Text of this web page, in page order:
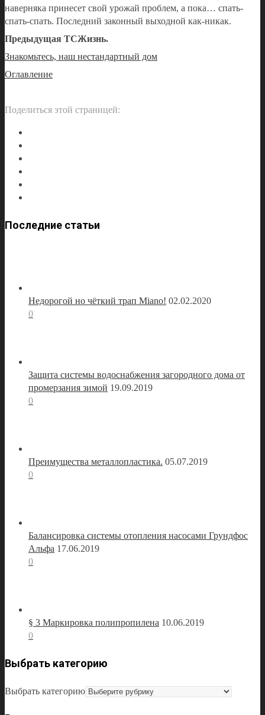
наверняка принесет свой урожай проблем, а пока… спать-
спать-спать. Последний законный выходной как-никак.
Предыдущая ТСЖизнь.
Знакомьтесь, наш нестандартный дом
Оглавление
Поделиться этой страницей:
Последние статьи
Недорогой но чёткий трап Miano! 02.02.2020
0
Защита системы водоснабжения загородного дома от
промерзания зимой 19.09.2019
0
Преимущества металлопластика. 05.07.2019
0
Балансировка системы отопления насосами Грундфос
Альфа 17.06.2019
0
§ 3 Маркировка полипропилена 10.06.2019
0
Выбрать категорию
Выбрать категорию